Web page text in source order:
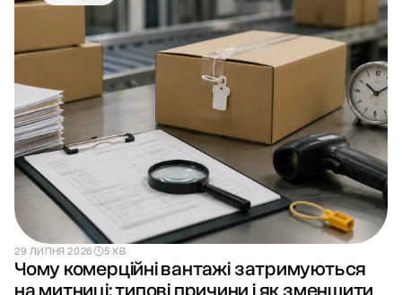
29 ЛИПНЯ 2026 5 ХВ
Чому комерційні вантажі затримуються